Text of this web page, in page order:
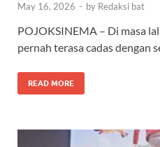
May 16, 2026 - by Redaksi bat
POJOKSINEMA – Di masa
pernah terasa cadas dengan
READ MORE